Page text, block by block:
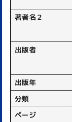
著者名２
出版者
出版年
分類
ページ